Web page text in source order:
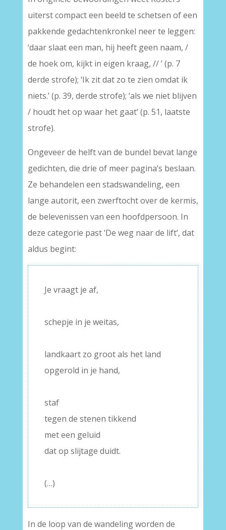
uiterst compact een beeld te schetsen of een
pakkende gedachtenkronkel neer te leggen:
‘daar slaat een man, hij heeft geen naam, /
de hoek om, kijkt in eigen kraag, // ’ (p. 7
derde strofe); ‘Ik zit dat zo te zien omdat ik
niets.’ (p. 39, derde strofe); ‘als we niet blijven
/ houdt het op waar het gaat’ (p. 51, laatste
strofe).
Ongeveer de helft van de bundel bevat lange
gedichten, die drie of meer pagina’s beslaan.
Ze behandelen een stadswandeling, een
lange autorit, een zwerftocht over de kermis,
de belevenissen van een hoofdpersoon. In
deze categorie past ‘De weg naar de lift’, dat
aldus begint:
Je vraagt je af,
schepje in je weitas,
landkaart zo groot als het land
opgerold in je hand,
staf
tegen de stenen tikkend
met een geluid
dat op slijtage duidt.
(…)
In de loop van de wandeling worden de